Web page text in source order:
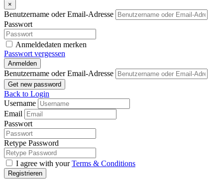
×
Benutzername oder Email-Adresse
Passwort
Anmeldedaten merken
Passwort vergessen
Anmelden
Benutzername oder Email-Adresse
Get new password
Back to Login
Username
Email
Passwort
Retype Password
I agree with yourTerms & Conditions
Registrieren